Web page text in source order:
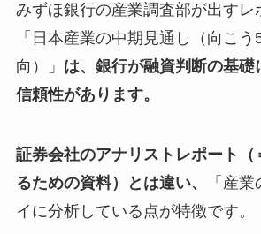
みずほ銀行の産業調査部が出すレ
「日本産業の中期見通し（向こ
向）」 は、銀行が融資判断の基礎
信頼性があります。
証券会社のアナリストレポート（
るための資料）とは違い、
「産
イに分析している点が特徴です。